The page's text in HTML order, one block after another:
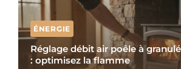
ÉNERGIE
Réglage débit air poêle à
: optimisez la flamme